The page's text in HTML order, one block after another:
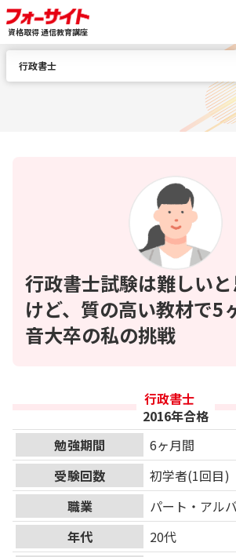
資格取得 通信教育講座
行政書士試験は難しい
けど、質の高い教材で5
音大卒の私の挑戦
行政書士
2016年合格
勉強期間
6ヶ月間
受験回数
初学者(1回目)
職業
パート・アル
年代
20代
行政書士